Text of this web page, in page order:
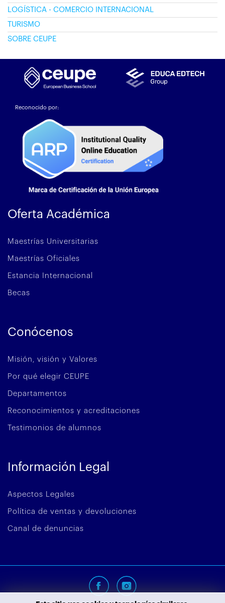
LOGÍSTICA - COMERCIO INTERNACIONAL
TURISMO
SOBRE CEUPE
Reconocido por:
Oferta Académica
Maestrías Universitarias
Maestrías Oficiales
Estancia Internacional
Becas
Conócenos
Misión, visión y Valores
Por qué elegir CEUPE
Departamentos
Reconocimientos y acreditaciones
Testimonios de alumnos
Información Legal
Aspectos Legales
Política de ventas y devoluciones
Canal de denuncias